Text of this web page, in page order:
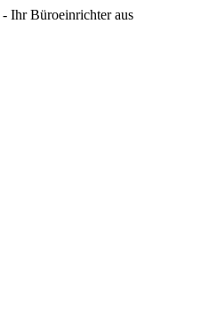
- Ihr Büroeinrichter aus